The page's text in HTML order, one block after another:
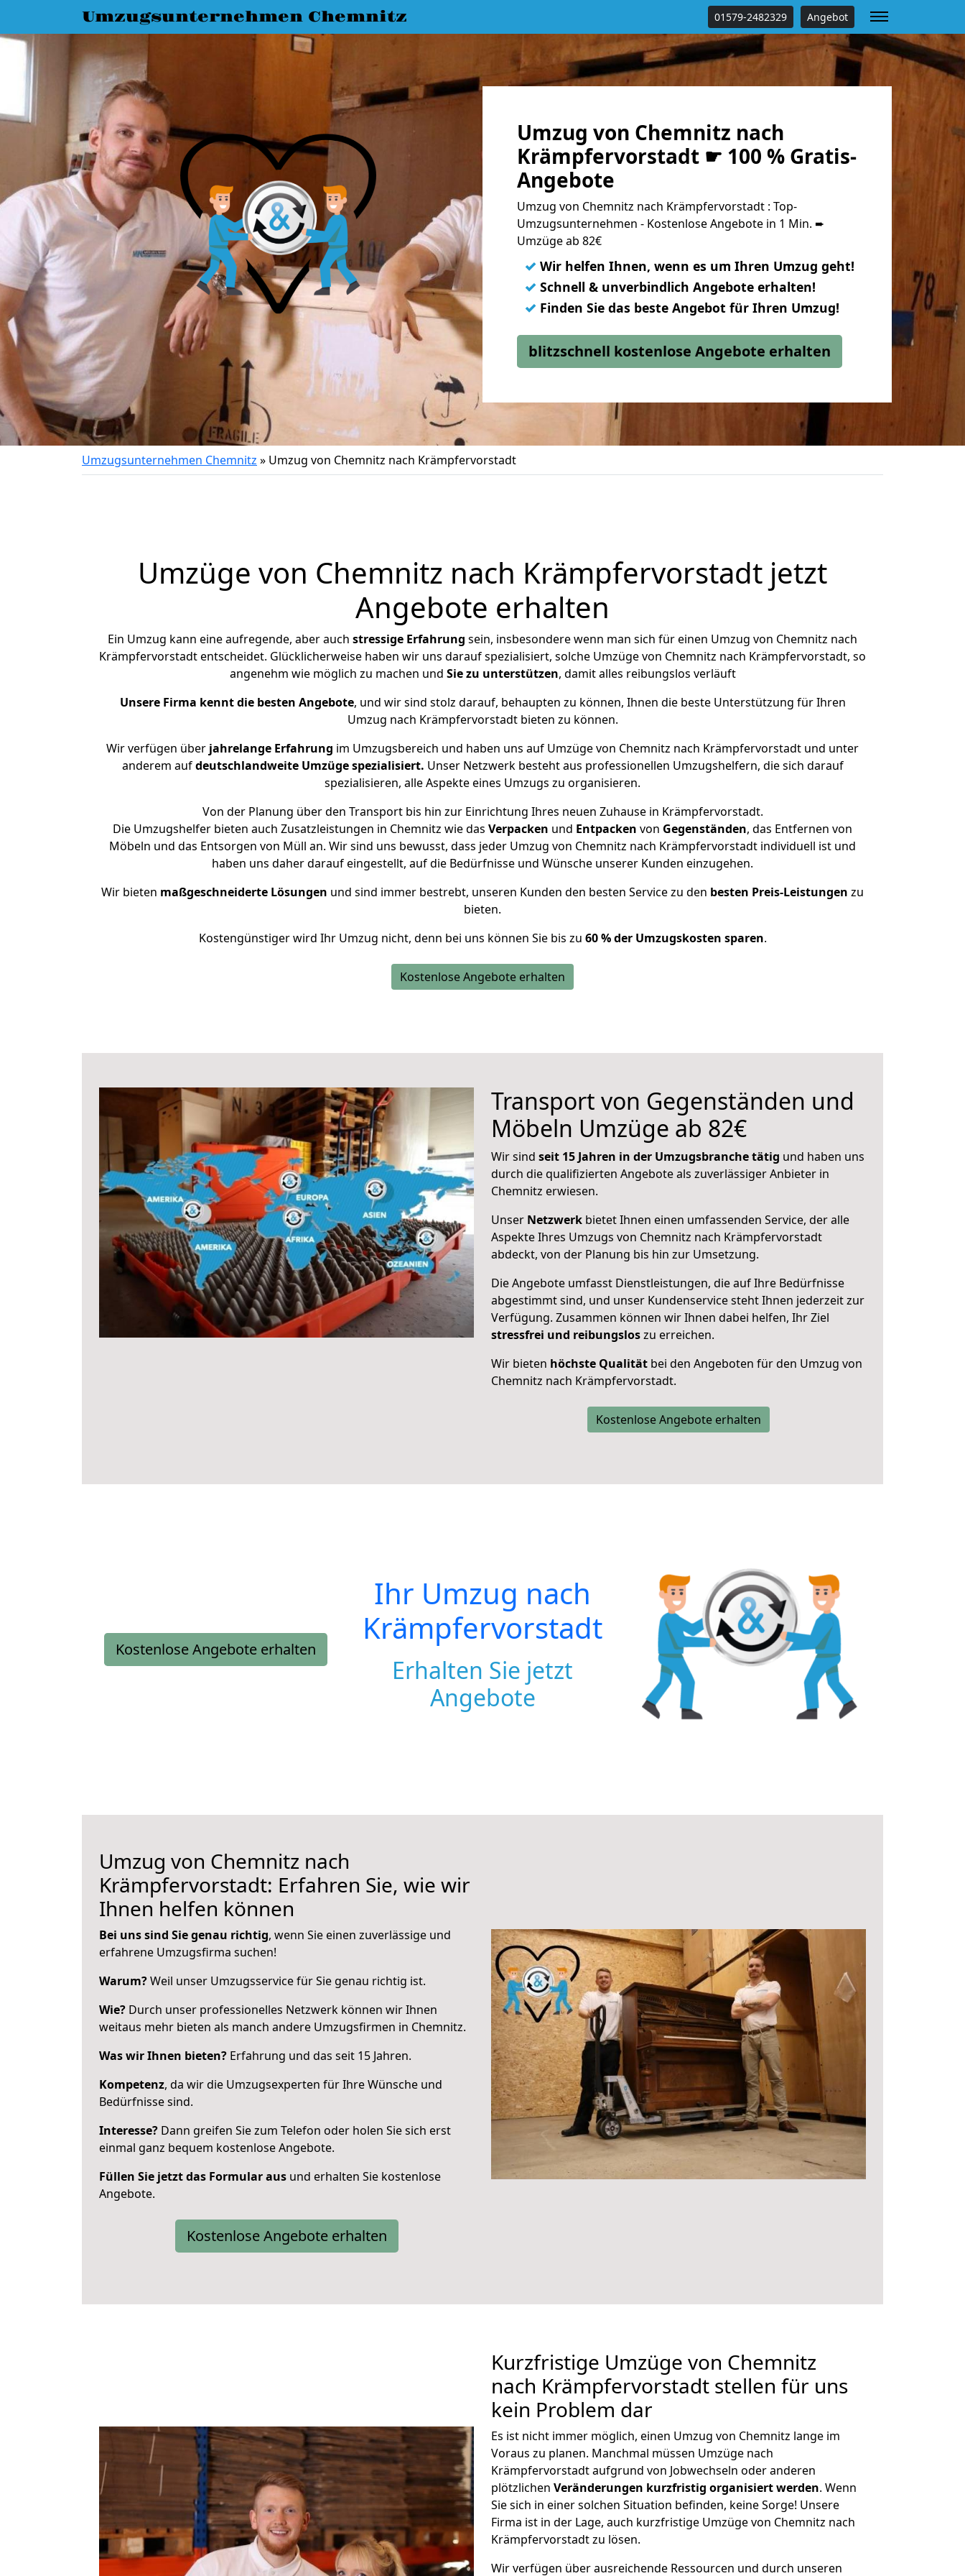
Umzugsunternehmen Chemnitz 01579-2482329 Angebot
Umzug von Chemnitz nach
Krämpfervorstadt ☛ 100 % Gratis-
Angebote
Umzug von Chemnitz nach Krämpfervorstadt : Top-
Umzugsunternehmen - Kostenlose Angebote in 1 Min. ➨
Umzüge ab 82€
✓ Wir helfen Ihnen, wenn es um Ihren Umzug geht!
✓ Schnell & unverbindlich Angebote erhalten!
✓ Finden Sie das beste Angebot für Ihren Umzug!
blitzschnell kostenlose Angebote erhalten
Umzugsunternehmen Chemnitz » Umzug von Chemnitz nach Krämpfervorstadt
Umzüge von Chemnitz nach Krämpfervorstadt jetzt
Angebote erhalten
Ein Umzug kann eine aufregende, aber auch stressige Erfahrung sein, insbesondere wenn man sich für einen Umzug von Chemnitz nach
Krämpfervorstadt entscheidet. Glücklicherweise haben wir uns darauf spezialisiert, solche Umzüge von Chemnitz nach Krämpfervorstadt, so
angenehm wie möglich zu machen und Sie zu unterstützen, damit alles reibungslos verläuft
Unsere Firma kennt die besten Angebote, und wir sind stolz darauf, behaupten zu können, Ihnen die beste Unterstützung für Ihren
Umzug nach Krämpfervorstadt bieten zu können.
Wir verfügen über jahrelange Erfahrung im Umzugsbereich und haben uns auf Umzüge von Chemnitz nach Krämpfervorstadt und unter
anderem aufdeutschlandweite Umzüge spezialisiert. Unser Netzwerk besteht aus professionellen Umzugshelfern, die sich darauf
spezialisieren, alle Aspekte eines Umzugs zu organisieren.
Von der Planung über den Transport bis hin zur Einrichtung Ihres neuen Zuhause in Krämpfervorstadt.
Die Umzugshelfer bieten auch Zusatzleistungen in Chemnitz wie das Verpacken und Entpacken von Gegenständen, das Entfernen von
Möbeln und das Entsorgen von Müll an. Wir sind uns bewusst, dass jeder Umzug von Chemnitz nach Krämpfervorstadt individuell ist und
haben uns daher darauf eingestellt, auf die Bedürfnisse und Wünsche unserer Kunden einzugehen.
Wir bieten maßgeschneiderte Lösungen und sind immer bestrebt, unseren Kunden den besten Service zu den besten Preis-Leistungen zu
bieten.
Kostengünstiger wird Ihr Umzug nicht, denn bei uns können Sie bis zu 60 % der Umzugskosten sparen.
Kostenlose Angebote erhalten
Transport von Gegenständen und
Möbeln Umzüge ab 82€
Wir sind seit 15 Jahren in der Umzugsbranche tätig und haben uns
durch die qualifizierten Angebote als zuverlässiger Anbieter in
Chemnitz erwiesen.
Unser Netzwerk bietet Ihnen einen umfassenden Service, der alle
Aspekte Ihres Umzugs von Chemnitz nach Krämpfervorstadt
abdeckt, von der Planung bis hin zur Umsetzung.
Die Angebote umfasst Dienstleistungen, die auf Ihre Bedürfnisse
abgestimmt sind, und unser Kundenservice steht Ihnen jederzeit zur
Verfügung. Zusammen können wir Ihnen dabei helfen, Ihr Ziel
stressfrei und reibungsloszu erreichen.
Wir bieten höchste Qualität bei den Angeboten für den Umzug von
Chemnitz nach Krämpfervorstadt.
Kostenlose Angebote erhalten
Kostenlose Angebote erhalten
Ihr Umzug nach
Krämpfervorstadt
Erhalten Sie jetzt
Angebote
Umzug von Chemnitz nach
Krämpfervorstadt: Erfahren Sie, wie wir
Ihnen helfen können
Bei uns sind Sie genau richtig, wenn Sie einen zuverlässige und
erfahrene Umzugsfirma suchen!
Warum?Weil unser Umzugsservice für Sie genau richtig ist.
Wie? Durch unser professionelles Netzwerk können wir Ihnen
weitaus mehr bieten als manch andere Umzugsfirmen in Chemnitz.
Was wir Ihnen bieten? Erfahrung und das seit 15 Jahren.
Kompetenz, da wir die Umzugsexperten für Ihre Wünsche und
Bedürfnisse sind.
Interesse? Dann greifen Sie zum Telefon oder holen Sie sich erst
einmal ganz bequem kostenlose Angebote.
Füllen Sie jetzt das Formular aus und erhalten Sie kostenlose
Angebote.
Kostenlose Angebote erhalten
Kurzfristige Umzüge von Chemnitz
nach Krämpfervorstadt stellen für uns
kein Problem dar
Es ist nicht immer möglich, einen Umzug von Chemnitz lange im
Voraus zu planen. Manchmal müssen Umzüge nach
Krämpfervorstadt aufgrund von Jobwechseln oder anderen
plötzlichen Veränderungen kurzfristig organisiert werden. Wenn
Sie sich in einer solchen Situation befinden, keine Sorge! Unsere
Firma ist in der Lage, auch kurzfristige Umzüge von Chemnitz nach
Krämpfervorstadt zu lösen.
Wir verfügen über ausreichende Ressourcen und durch unseren